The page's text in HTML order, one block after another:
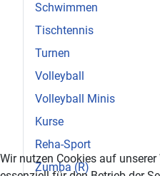
Schwimmen
Tischtennis
Turnen
Volleyball
Volleyball Minis
Kurse
Reha-Sport
Zumba (R)
Wir nutzen Cookies auf